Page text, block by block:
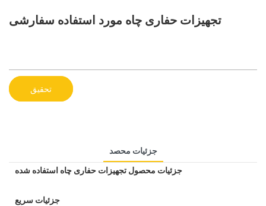
تجهیزات حفاری چاه مورد استفاده سفارشی
تحقیق
جزئیات محصد
جزئیات محصول تجهیزات حفاری چاه استفاده شده
جزئیات سریع